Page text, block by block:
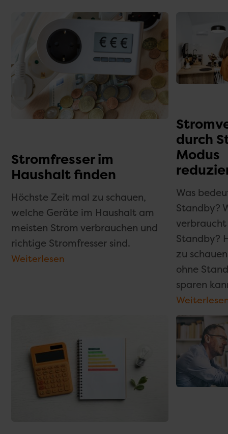
Stromfresser im
Haushalt finden
Höchste Zeit mal zu schauen,
welche Geräte im Haushalt am
meisten Strom verbrauchen und
richtige Stromfresser sind.
Weiterlesen
durch
Modus
Was
Standby?
Standby?
zu
ohne
sparen